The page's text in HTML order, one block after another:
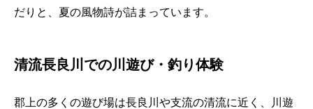
だりと、夏の風物詩が詰まっています。
清流長良川での川遊び・釣り体験
郡上の多くの遊び場は長良川や支流の清流に近く、川遊